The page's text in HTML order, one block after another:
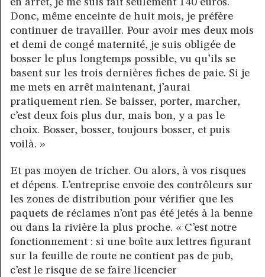
Donc, même enceinte de huit mois, je préfère
continuer de travailler. Pour avoir mes deux mois
et demi de congé maternité, je suis obligée de
bosser le plus longtemps possible, vu qu’ils se
basent sur les trois dernières fiches de paie. Si je
me mets en arrêt maintenant, j’aurai
pratiquement rien. Se baisser, porter, marcher,
c’est deux fois plus dur, mais bon, y a pas le
choix. Bosser, bosser, toujours bosser, et puis
voilà. »
Et pas moyen de tricher. Ou alors, à vos risques
et dépens. L’entreprise envoie des contrôleurs sur
les zones de distribution pour vérifier que les
paquets de réclames n’ont pas été jetés à la benne
ou dans la rivière la plus proche. « C’est notre
fonctionnement : si une boîte aux lettres figurant
sur la feuille de route ne contient pas de pub,
c’est le risque de se faire licencier